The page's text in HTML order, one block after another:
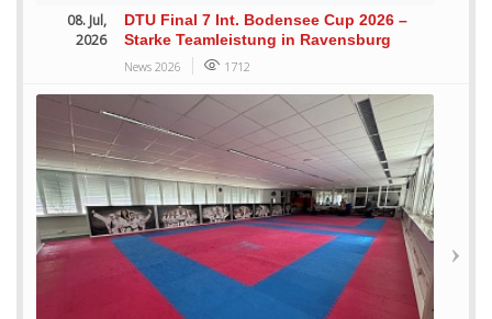
08. Jul,
2026
DTU Final 7 Int. Bodensee Cup 2026 –
Starke Teamleistung in Ravensburg
News 2026 1712